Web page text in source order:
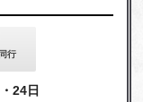
行
24日